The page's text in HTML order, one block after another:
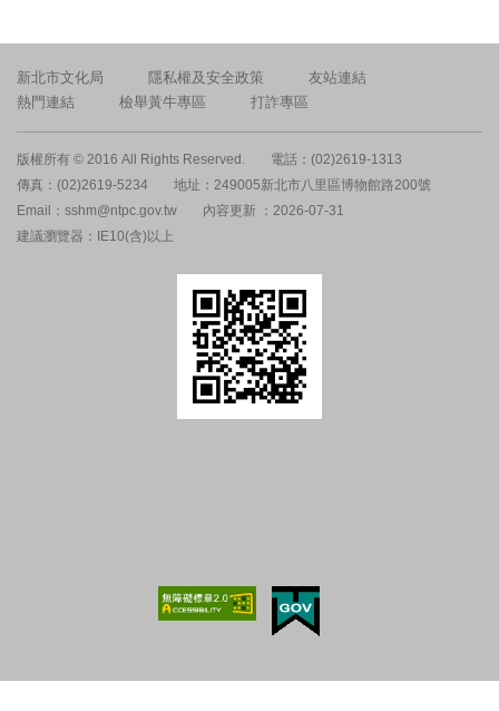
新北市文化局 隱私權及安全政策
友站連結
熱門連結
檢舉黃牛專區 打詐專區
版權所有 © 2016 All Rights Reserved.
電話：(02)2619-1313
傳真：(02)2619-5234
地址：249005新北市八里區博物館路200號
Email：sshm@ntpc.gov.tw
內容更新 ：2026-07-31
建議瀏覽器：IE10(含)以上